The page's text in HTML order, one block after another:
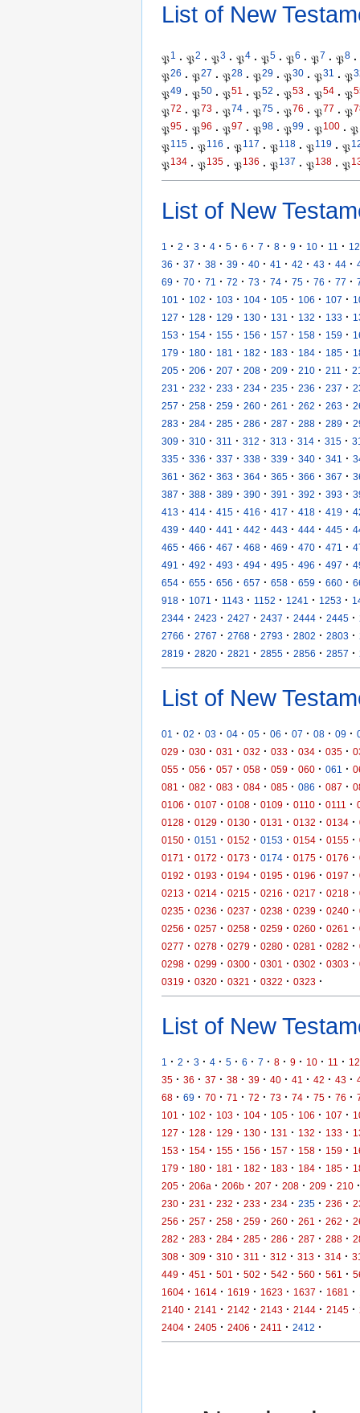
List of New
𝔓1 · 𝔓2 · 𝔓3 · 𝔓4 · 𝔓5 · 𝔓6 · 𝔓7 · 𝔓8 ·
𝔓26 · 𝔓27 · 𝔓28 · 𝔓29 · 𝔓30 · 𝔓31 · 𝔓
𝔓49 · 𝔓50 · 𝔓51 · 𝔓52 · 𝔓53 · 𝔓54 · 𝔓
𝔓72 · 𝔓73 · 𝔓74 · 𝔓75 · 𝔓76 · 𝔓77 · 𝔓
𝔓95 · 𝔓96 · 𝔓97 · 𝔓98 · 𝔓99 · 𝔓100 · 𝔓
𝔓115 · 𝔓116 · 𝔓117 · 𝔓118 · 𝔓119 · 𝔓
𝔓134 · 𝔓135 · 𝔓136 · 𝔓137 · 𝔓138 · 𝔓
List of New
1 · 2 · 3 · 4 · 5 · 6 · 7 · 8 · 9 · 10 · 11 · 12
36 · 37 · 38 · 39 · 40 · 41 · 42 · 43 · 44 ·
69 · 70 · 71 · 72 · 73 · 74 · 75 · 76 · 77 ·
101
· 102 · 103 · 104 · 105 · 106 · 107 ·
127 · 128 · 129 · 130 · 131 · 132 · 133 ·
153 · 154 · 155 · 156 · 157 · 158 · 159 ·
179 · 180 · 181 · 182 · 183 · 184 · 185 ·
205 · 206 · 207 · 208 · 209 · 210 · 211 ·
231
· 232 · 233 · 234 · 235 · 236 · 237 ·
257 · 258 · 259 · 260 · 261 · 262 · 263 ·
283 · 284 · 285 · 286 · 287 · 288 · 289 ·
309 · 310 · 311 · 312 · 313 · 314 · 315 ·
335 · 336 · 337 · 338 · 339 · 340 · 341 ·
361
· 362 · 363 · 364 · 365 · 366 · 367 ·
387 · 388 · 389 · 390 · 391 · 392 · 393 ·
413 · 414 · 415 · 416 · 417 · 418 · 419 ·
439 · 440 · 441 · 442 · 443 · 444 · 445 ·
465 · 466 · 467 · 468 · 469 · 470 · 471 ·
491
· 492 · 493 · 494 · 495 · 496 · 497 ·
654 · 655 · 656 · 657 · 658 · 659 · 660 ·
918 · 1071 · 1143 · 1152 · 1241 · 1253 ·
2344 · 2423 · 2427 · 2437 · 2444 · 2445 ·
2766 · 2767 · 2768 · 2793 · 2802 · 2803 ·
2819 · 2820 · 2821 · 2855 · 2856 · 2857 ·
List of New
01 · 02 · 03 · 04 · 05 · 06 · 07 · 08 · 09 ·
029 · 030 · 031 · 032 · 033 · 034 · 035 ·
055 · 056 · 057 · 058 · 059 · 060 · 061 ·
081
· 082 · 083 · 084 · 085 · 086 · 087 ·
0106 · 0107 · 0108 · 0109 · 0110 · 0111 ·
0128 · 0129 · 0130 · 0131 · 0132 · 0134 ·
0150 · 0151 · 0152 · 0153 · 0154 · 0155 ·
0171
· 0172 · 0173 · 0174 · 0175 · 0176 ·
0192 · 0193 · 0194 · 0195 · 0196 · 0197 ·
0213 · 0214 · 0215 · 0216 · 0217 · 0218 ·
0235 · 0236 · 0237 · 0238 · 0239 · 0240 ·
0256 · 0257 · 0258 · 0259 · 0260 · 0261 ·
0277 · 0278 · 0279 · 0280 · 0281 · 0282 ·
0298 · 0299 · 0300 · 0301 · 0302 · 0303 ·
0319 · 0320 · 0321 · 0322 · 0323 ·
List of New
1 · 2 · 3 · 4 · 5 · 6 · 7 · 8 · 9 · 10 · 11 · 12
35 · 36 · 37 · 38 · 39 · 40 · 41 · 42 · 43 ·
68 · 69 · 70 · 71 · 72 · 73 · 74 · 75 · 76 ·
101
· 102 · 103 · 104 · 105 · 106 · 107 ·
127 · 128 · 129 · 130 · 131 · 132 · 133 ·
153 · 154 · 155 · 156 · 157 · 158 · 159 ·
179 · 180 · 181 · 182 · 183 · 184 · 185 ·
205 · 206a · 206b · 207 · 208 · 209 · 210 ·
230 · 231 · 232 · 233 · 234 · 235 · 236 ·
256 · 257 · 258 · 259 · 260 · 261 · 262 ·
282 · 283 · 284 · 285 · 286 · 287 · 288 ·
308 · 309 · 310 · 311 · 312 · 313 · 314 ·
449 · 451 · 501 · 502 · 542 · 560 · 561 ·
1604 · 1614 · 1619 · 1623 · 1637 · 1681 ·
2140 · 2141 · 2142 · 2143 · 2144 · 2145 ·
2404 · 2405 · 2406 · 2411 · 2412 ·